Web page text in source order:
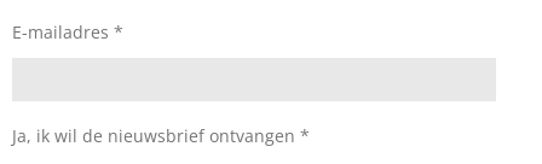
E-mailadres *
Ja, ik wil de nieuwsbrief ontvangen *